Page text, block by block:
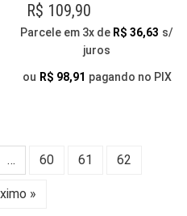
AS
R$ 109,90
Parcele em 3x de R$ 36,63 s/
juros
ou R$ 98,91 pagando no PIX
… 60 61 62
»